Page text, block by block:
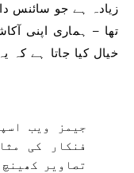
زیادہ ہے جو سائنس
تھا – ہماری اپنی
جیمز ویب
فنکار کی
تصاویر